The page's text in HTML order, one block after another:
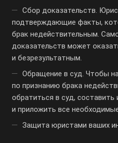
Сбор доказательств.
подтверждающие факты,
брак недействительным.
доказательств может
и безрезультатным.
Обращение в суд. Чтобы
по признанию брака
обратиться в суд, составить
и приложить все
Защита юристами ваших